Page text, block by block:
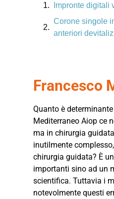
Impronte
Corone singole
anteriori
Francesco
Quanto è
Mediterraneo Aiop ce
ma in chirurgia
inutilmente
chirurgia guidata? È
importanti sino ad un
scientifica. Tuttavia i
notevolmente questi